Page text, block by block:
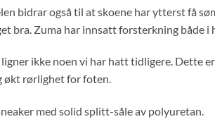
bidrar også til at skoene har ytterst få
bra. Zuma har innsatt forsterkning både i
ikke noen vi har hatt tidligere. Dette
økt rørlighet for foten.
med solid splitt-såle av polyuretan.